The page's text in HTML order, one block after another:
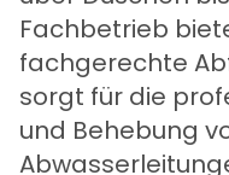
Fachbetrieb
fachgerechte
sorgt für die
und Behebung